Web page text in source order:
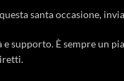
santa occasione,
supporto. È sempre un